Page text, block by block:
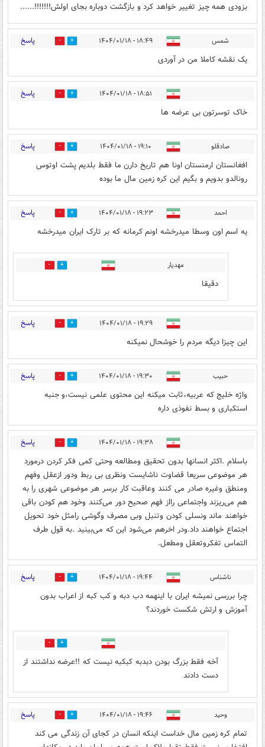
بزودی همه چیز تغییر خواهد کرد و بازگشت دوباره بجای اولش!!!!!!!......
شمس ۱۸:۴۹ - ۱۴۰۴/۰۱/۱۸ 4 پاسخ
یک نقشه کاملا من در آوردی
۱۸:۵۱ - ۱۴۰۴/۰۱/۱۸ 1 پاسخ
خاک توسرتون بی عرضه ها
صادقلو ۱۹:۱۰ - ۱۴۰۴/۰۱/۱۸ 2 پاسخ
افغانستان ارمنستان اونا هم تاریخ دارن ما فقط بلدیم پشت اوتوس
رونالدو بدویم و بگیم این کره زمین مال ما بوده
احمد ۱۹:۲۳ - ۱۴۰۴/۰۱/۱۸ 8 پاسخ
یه اسم اون وسطا میدرخشه اونم کرمانه که بر تارک ایران میدرخشه
مهدیار 0
دقیقا
۱۹:۲۹ - ۱۴۰۴/۰۱/۱۸ 1 پاسخ
این چیزا دیگه مردم را خوشحال نمیکنه
حبیب ۱۹:۳۰ - ۱۴۰۴/۰۱/۱۸ 1 پاسخ
واژه خلیج که عربیه،ثابت میکنه این محتوی علمی نیست،و جنبه
استکباری و بسط نفوذی داره
۱۹:۳۸ - ۱۴۰۴/۰۱/۱۸ 3 پاسخ
باسلام .اکثر انسانها بدون تحقیق ومطالعه وحتی کمی فکر کردن درمورد
هر موضوعی سریعا قضاوت ناشایست ونظری بی ربط ودور ازعقل وفهم
ومنطق وغیره صادر می کنند وعاقبت کار برسر هر موضوعی شهری را به
هم می‌ریزند واجتماعی رااز فهم صحیح دور می‌کنند وخود هم کودن باقی
خواهند ماند ونسلی کودن وتنبل وبی مصرف وگوشی رامثل خود تحویل
اجتماع خواهند داد.ودر اخرهم می‌شود این که می‌بینید .به قول طرف
التماس تفکروتعقل ومطعل.
ناشناس ۱۹:۴۴ - ۱۴۰۴/۰۱/۱۸ 1 پاسخ
چرا بررسی نمیشه ایران با اینهمه دب دبه و کب کبه از اعراب بدون
آموزش و ارتش شکست خوردند؟
2
آخه فقط بزرگ بودن دبدبه کبکبه نیست که !!عرضه نداشتند از
دست دادند
وحید ۱۹:۴۶ - ۱۴۰۴/۰۱/۱۸ 7 پاسخ
تمام کره زمین مال خداست اینکه انسان در کجای آن زندگی می کند